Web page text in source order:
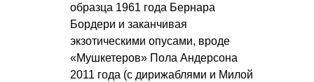
образца 1961 года Бернара
Бордери и заканчивая
экзотическими опусами, вроде
«Мушкетеров» Пола Андерсона
2011 года (с дирижаблями и Милой